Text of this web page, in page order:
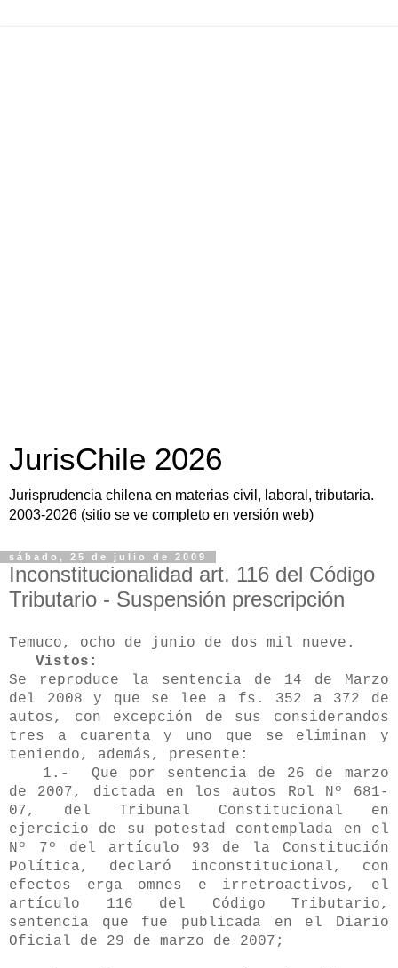
JurisChile 2026
Jurisprudencia chilena en materias civil, laboral, tributaria.
2003-2026 (sitio se ve completo en versión web)
sábado, 25 de julio de 2009
Inconstitucionalidad art. 116 del Código
Tributario - Suspensión prescripción
Temuco, ocho de junio de dos mil nueve.
Vistos:
Se reproduce la sentencia de 14 de Marzo
del 2008 y que se lee a fs. 352 a 372 de
autos, con excepción de sus considerandos
tres a cuarenta y uno que se eliminan y
teniendo, además, presente:
1.- Que por sentencia de 26 de marzo
de 2007, dictada en los autos Rol Nº 681-
07, del Tribunal Constitucional en
ejercicio de su potestad contemplada en el
Nº 7º del artículo 93 de la Constitución
Política, declaró inconstitucional, con
efectos erga omnes e irretroactivos, el
artículo 116 del Código Tributario,
sentencia que fue publicada en el Diario
Oficial de 29 de marzo de 2007;